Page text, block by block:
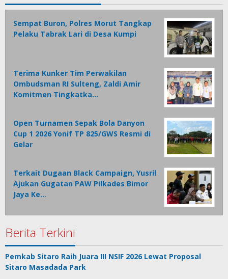
Sempat Buron, Polres Morut Tangkap
Pelaku Tabrak Lari di Desa Kumpi
Terima Kunker Tim Perwakilan
Ombudsman RI Sulteng, Zaldi Amir
Komitmen Tingkatka…
Open Turnamen Sepak Bola Danyon
Cup 1 2026 Yonif TP 825/GWS Resmi di
Gelar
Terkait Dugaan Black Campaign, Yusril
Ajukan Gugatan PAW Pilkades Bimor
Jaya Ke…
Berita Terkini
Pemkab Sitaro Raih Juara III NSIF 2026 Lewat Proposal
Sitaro Masadada Park